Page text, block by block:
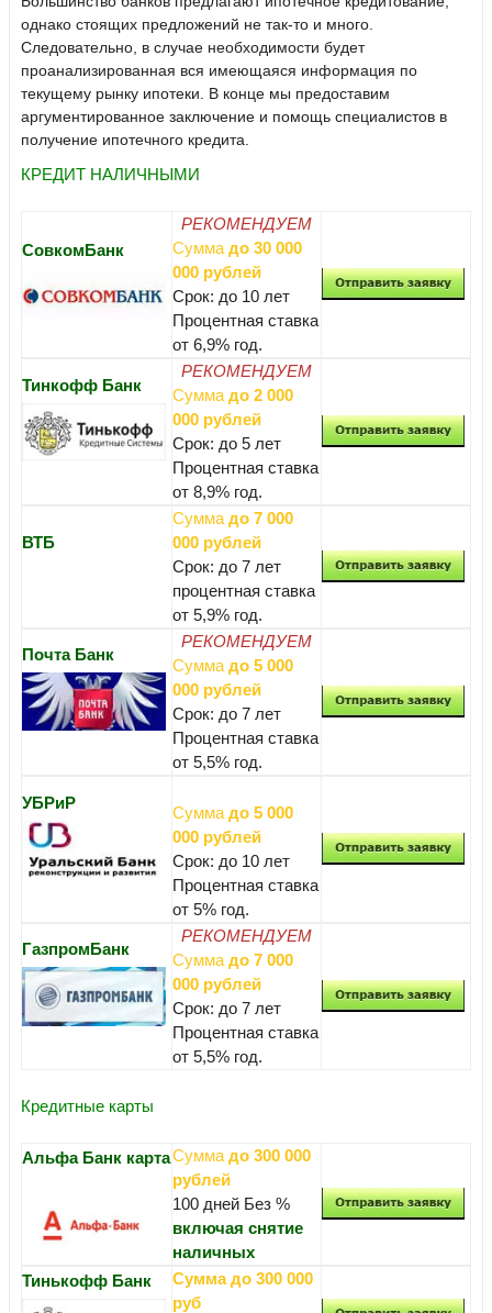
однако стоящих предложений не так-то и много.
Следовательно, в случае необходимости будет
проанализированная вся имеющаяся информация по
текущему рынку ипотеки. В конце мы предоставим
аргументированное заключение и помощь специалистов в
получение ипотечного кредита.
КРЕДИТ НАЛИЧНЫМИ
СовкомБанк
РЕКОМЕНДУЕМ
Сумма до 30 000
000 рублей
Срок: до 10 лет
Процентная ставка
от 6,9% год.
Тинкофф Банк
РЕКОМЕНДУЕМ
Сумма до 2 000
000 рублей
Срок: до 5 лет
Процентная ставка
от 8,9% год.
ВТБ
Сумма до 7 000
000 рублей
Срок: до 7 лет
процентная ставка
от 5,9% год.
Почта Банк
РЕКОМЕНДУЕМ
Сумма до 5 000
000 рублей
Срок: до 7 лет
Процентная ставка
от 5,5% год.
УБРиР
Сумма до 5 000
000 рублей
Срок: до 10 лет
Процентная ставка
от 5% год.
ГазпромБанк
РЕКОМЕНДУЕМ
Сумма до 7 000
000 рублей
Срок: до 7 лет
Процентная ставка
от 5,5% год.
Кредитные карты
Альфа Банк картаСумма до 300 000
рублей
100 дней Без %
включая снятие
наличных
Тинькофф Банк
Сумма до 300 000
руб